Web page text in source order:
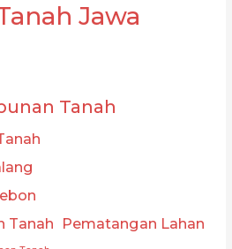
Jawa
Tanah
Tanah Pematangan Lahan